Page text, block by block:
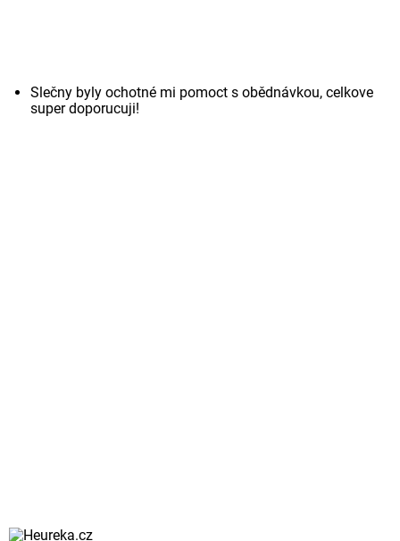
Slečny byly ochotné mi pomoct s obědnávkou, celkove
super doporucuji!